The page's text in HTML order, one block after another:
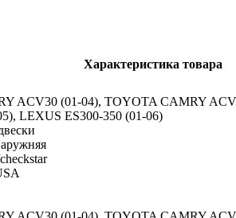
Характеристика товара
ACV30 (01-04), TOYOTA CAMRY
LEXUS ES300-350 (01-06)